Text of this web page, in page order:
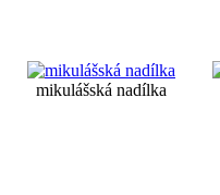
mikulášská nadílka